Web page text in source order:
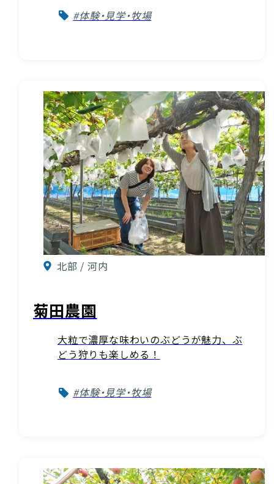
#体験・見学・牧場
北部 / 河内
菊田農園
大粒で濃厚な味わいのぶどうが魅力、ぶ
どう狩りも楽しめる！
#体験・見学・牧場